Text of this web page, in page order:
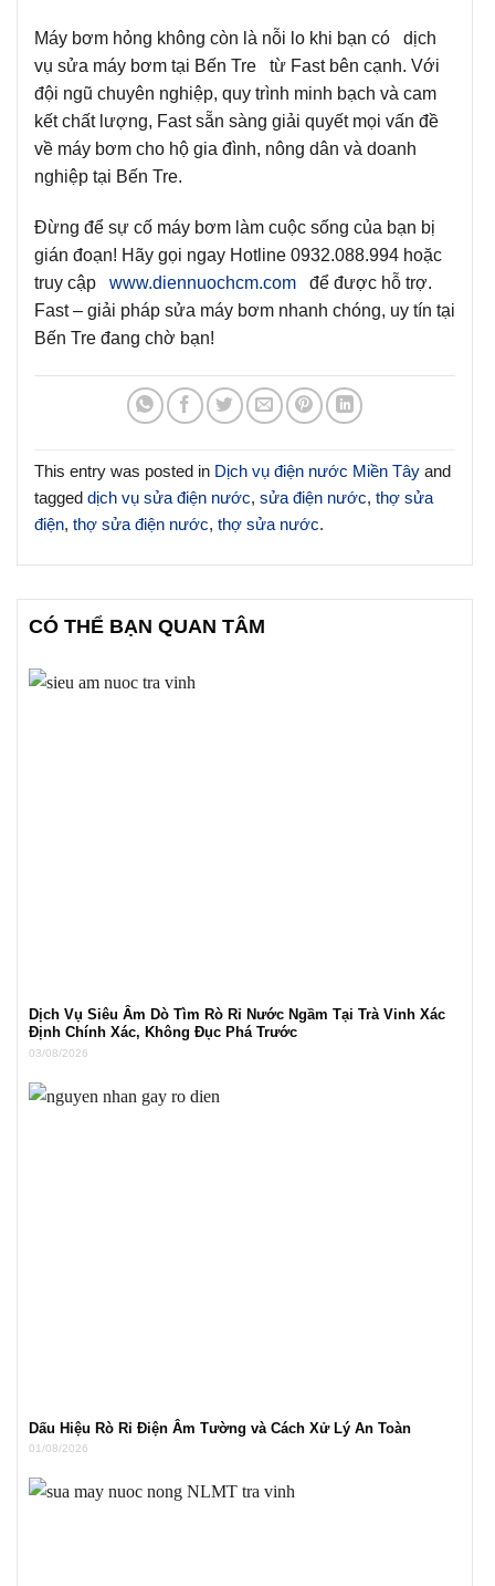
Máy bơm hỏng không còn là nỗi lo khi bạn có dịch
vụ sửa máy bơm tại Bến Tre từ Fast bên cạnh. Với
đội ngũ chuyên nghiệp, quy trình minh bạch và cam
kết chất lượng, Fast sẵn sàng giải quyết mọi vấn đề
về máy bơm cho hộ gia đình, nông dân và doanh
nghiệp tại Bến Tre.
Đừng để sự cố máy bơm làm cuộc sống của bạn bị
gián đoạn! Hãy gọi ngay Hotline 0932.088.994 hoặc
truy cập www.diennuochcm.com để được hỗ trợ.
Fast – giải pháp sửa máy bơm nhanh chóng, uy tín tại
Bến Tre đang chờ bạn!
This entry was posted in Dịch vụ điện nước Miền Tây and
tagged dịch vụ sửa điện nước, sửa điện nước, thợ sửa
điện, thợ sửa điện nước, thợ sửa nước.
CÓ THỂ BẠN QUAN TÂM
Dịch Vụ Siêu Âm Dò Tìm Rò Rỉ Nước Ngầm Tại Trà Vinh Xác
Định Chính Xác, Không Đục Phá Trước
03/08/2026
Dấu Hiệu Rò Rỉ Điện Âm Tường và Cách Xử Lý An Toàn
01/08/2026